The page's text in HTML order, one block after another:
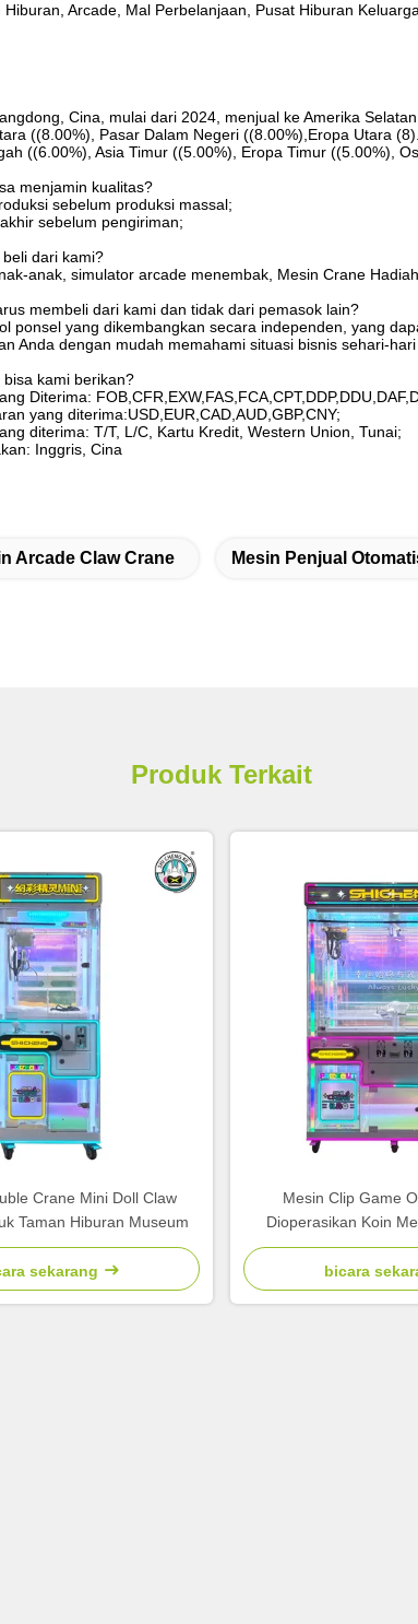
Arcade, Mal Perbelanjaan, Pusat Hiburan
Cina, mulai dari 2024, menjual ke Amerika
((8.00%), Pasar Dalam Negeri ((8.00%),Eropa Utara
((6.00%), Asia Timur ((5.00%), Eropa Timur ((5.00%),
menjamin kualitas?
sebelum produksi massal;
sebelum pengiriman;
dari kami?
anak, simulator arcade menembak, Mesin Crane
membeli dari kami dan tidak dari pemasok lain?
ponsel yang dikembangkan secara independen, yang
Anda dengan mudah memahami situasi bisnis sehari-
kami berikan?
Diterima:
yang diterima:USD,EUR,CAD,AUD,GBP,CNY;
diterima: T/T, L/C, Kartu Kredit, Western Union, Tunai;
Inggris, Cina
Arcade Claw Crane Mesin Penjual
Produk Terkait
Crane Mini Doll Claw
Taman Hiburan Museum
sekarang
Mesin Clip Game
Dioperasikan Koin
Mesin Claw
bicara